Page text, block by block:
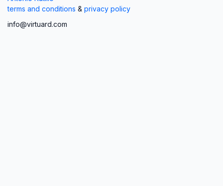
terms and conditions & privacy policy
info@virtuard.com